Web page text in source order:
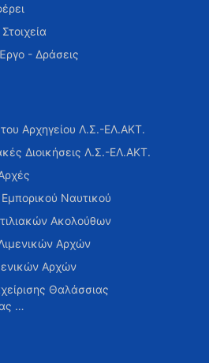
- Δράσεις
Αρχηγείου Λ.Σ.-ΕΛ.ΑΚΤ.
Διοικήσεις Λ.Σ.-ΕΛ.ΑΚΤ.
Ναυτικού
Ακολούθων
Αρχών
Αρχών
Θαλάσσιας
…